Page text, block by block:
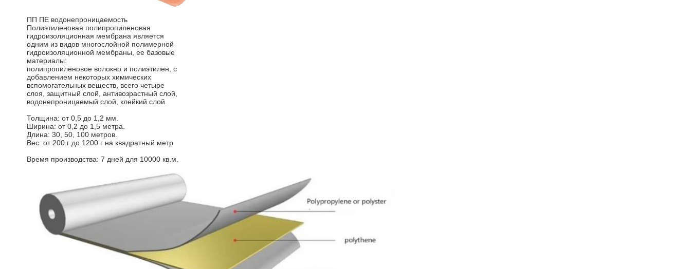
ПП ПЕ водонепроницаемость
Полиэтиленовая полипропиленовая
гидроизоляционная мембрана является
одним из видов многослойной полимерной
гидроизоляционной мембраны, ее базовые
материалы:
полипропиленовое волокно и полиэтилен, с
добавлением некоторых химических
вспомогательных веществ, всего четыре
слоя, защитный слой, антивозрастный слой,
водонепроницаемый слой, клейкий слой.
Толщина: от 0,5 до 1,2 мм.
Ширина: от 0,2 до 1,5 метра.
Длина: 30, 50, 100 метров.
Вес: от 200 г до 1200 г на квадратный метр
Время производства: 7 дней для 10000 кв.м.